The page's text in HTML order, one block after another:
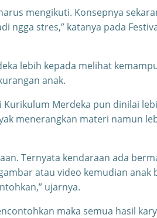
mengikuti. Konsepnya
ngga stres,” katanya pada
lebih kepada melihat
anak.
Merdeka pun dinilai
menerangkan materi namun
Ternyata kendaraan ada
atau video kemudian anak
ujarnya.
maka semua hasil